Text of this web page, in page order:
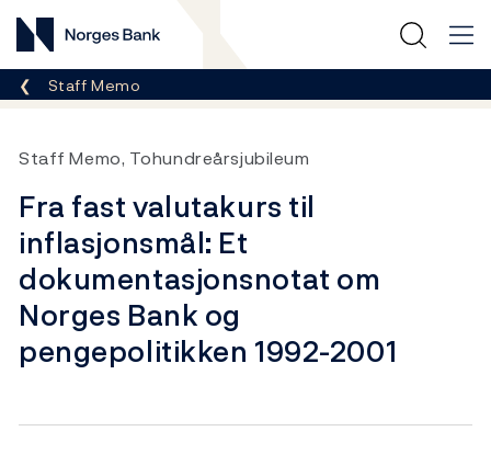
Norges Bank
Her er du nå:
Staff Memo
Staff Memo, Tohundreårsjubileum
Fra fast valutakurs til
inflasjonsmål: Et
dokumentasjonsnotat om
Norges Bank og
pengepolitikken 1992-2001